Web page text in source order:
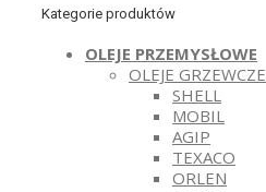
Kategorie produktów
OLEJE PRZEMYSŁOWE
OLEJE GRZEWCZE
SHELL
MOBIL
AGIP
TEXACO
ORLEN